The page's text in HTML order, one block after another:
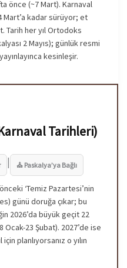
önce (~7 Mart). Karnaval
Mart’a kadar sürüyor; et
Tarih her yıl Ortodoks
2 Mayıs); günlük resmi
kesinleşir.
Tarihleri)
| ⛪ Paskalya’ya Bağlı
‘Temiz Pazartesi’nin
günü doruğa çıkar; bu
2026’da büyük geçit 22
Ocak-23 Şubat). 2027’de ise
planlıyorsanız o yılın